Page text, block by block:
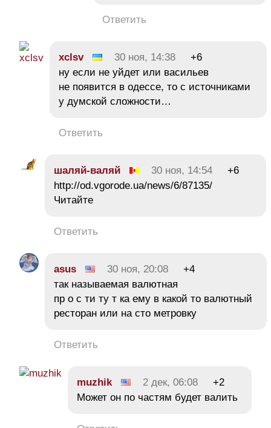
Ответить
xclsv 30 ноя, 14:38
+6
ну если не уйдет или васильев
не появится в одессе, то с источниками
у думской сложности…
Ответить
шаляй-валяй 30 ноя, 14:54
+6
http://od.vgorode.ua/news/6/87135/
Читайте
Ответить
asus 30 ноя, 20:08
+4
так называемая валютная
пр о с ти ту т ка ему в какой то валютный
ресторан или на сто метровку
Ответить
muzhik 2 дек, 06:08
+2
Может он по частям будет валить